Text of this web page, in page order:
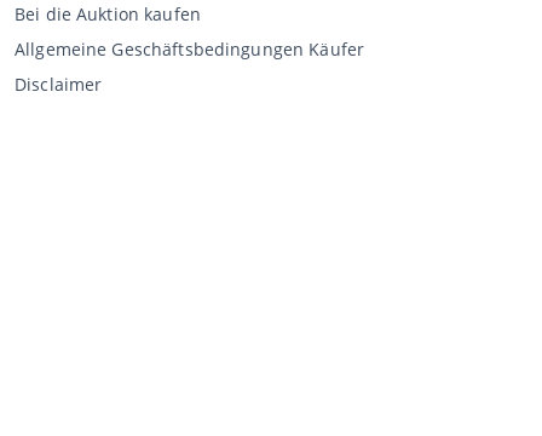
Bei die Auktion kaufen
Allgemeine Geschäftsbedingungen Käufer
Disclaimer